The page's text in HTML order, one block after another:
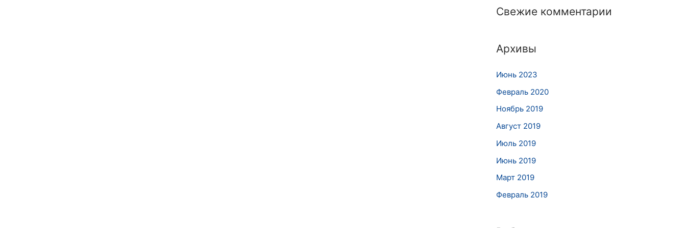
Свежие комментарии
Архивы
Июнь 2023
Февраль 2020
Ноябрь 2019
Август 2019
Июль 2019
Июнь 2019
Март 2019
Февраль 2019